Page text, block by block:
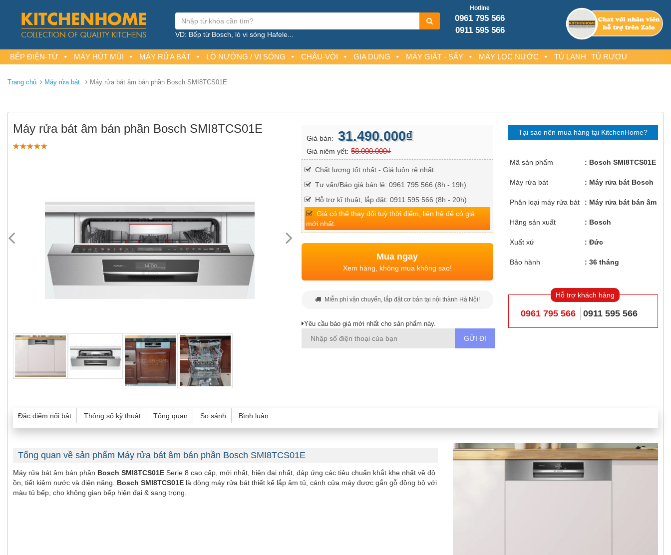
Hotline
0961 795 566
0911 595 566
VD: Bếp từ Bosch, lò vi sóng Hafele...
BẾP ĐIỆN-TỪ MÁY HÚT MÙI MÁY RỬA BÁT LÒ NƯỚNG / VI SÓNG CHẬU-VÒI GIA DỤNG MÁY GIẶT - SẤY MÁY LỌC NƯỚC TỦ LẠNH TỦ RƯỢU
Trang chủ Máy rửa bát Máy rửa bát âm bán phần Bosch SMI8TCS01E
Máy rửa bát âm bán phần Bosch SMI8TCS01E
Giá bán: 31.490.000₫
Giá niêm yết: 58.000.000₫
Chất lượng tốt nhất - Giá luôn rẻ nhất.
Tư vấn/Báo giá bán lẻ: 0961 795 566 (8h - 19h)
Hỗ trợ kĩ thuật, lắp đặt: 0911 595 566 (8h - 20h)
Giá có thể thay đổi tuỳ thời điểm, liên hệ để có giá
mới nhất.
Mua ngay
Xem hàng, không mua không sao!
Miễn phí vận chuyển, lắp đặt cơ bản tại nội thành Hà Nội!
Yêu cầu báo giá mới nhất cho sản phẩm này.
Tại sao nên mua hàng tại KitchenHome?
Mã sản phẩm Bosch SMI8TCS01E
Máy rửa bát Máy rửa bát Bosch
Phân loại máy rửa bát Máy rửa bát bán âm
Hãng sản xuất Bosch
Xuất xứ Đức
Bảo hành 36 tháng
Hỗ trợ khách hàng
0961 795 566 0911 595 566
Đặc điểm nổi bật Thông số kỹ thuật Tổng quan So sánh Bình luận
Tổng quan về sản phẩm Máy rửa bát âm bán phần Bosch SMI8TCS01E
Máy rửa bát âm bán phần Bosch SMI8TCS01E Serie 8 cao cấp, mới nhất, hiện đại nhất, đáp ứng các tiêu chuẩn khắt khe nhất về độ
ồn, tiết kiệm nước và điện năng. Bosch SMI8TCS01E là dòng máy rửa bát thiết kế lắp âm tủ, cánh cửa máy được gắn gỗ đồng bộ với
màu tủ bếp, cho không gian bếp hiện đại & sang trọng.